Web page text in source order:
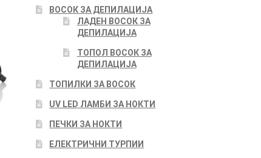
ВОСОК ЗА ДЕПИЛАЦИЈА
ЛАДЕН ВОСОК ЗА
ДЕПИЛАЦИЈА
ТОПОЛ ВОСОК ЗА
ДЕПИЛАЦИЈА
ТОПИЛКИ ЗА ВОСОК
UV LED ЛАМБИ ЗА НОКТИ
ПЕЧКИ ЗА НОКТИ
ЕЛЕКТРИЧНИ ТУРПИИ